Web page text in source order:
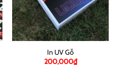
In UV Gỗ
200,000₫